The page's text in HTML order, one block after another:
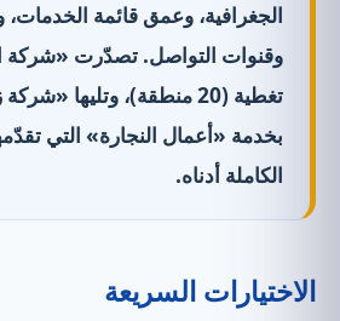
الجغرافية، وعمق قائمة
وقنوات التواصل. تصدّرت «شركة
تغطية (20 منطقة)، وتليها
بخدمة «أعمال النجارة» التي
الكاملة أدناه.
الاختيارات السريعة